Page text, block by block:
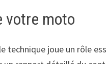
votre moto
technique joue un rôle